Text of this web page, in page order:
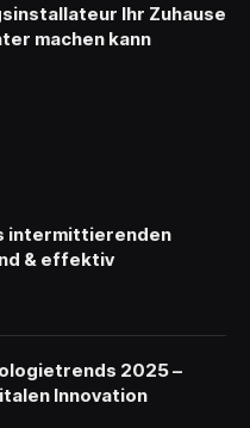
Ihr Zuhause
machen kann
intermittierenden
& effektiv
2025 –
Innovation